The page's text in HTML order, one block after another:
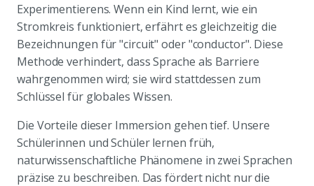
Experimentierens. Wenn ein Kind lernt, wie ein
Stromkreis funktioniert, erfährt es gleichzeitig die
Bezeichnungen für "circuit" oder "conductor". Diese
Methode verhindert, dass Sprache als Barriere
wahrgenommen wird; sie wird stattdessen zum
Schlüssel für globales Wissen.
Die Vorteile dieser Immersion gehen tief. Unsere
Schülerinnen und Schüler lernen früh,
naturwissenschaftliche Phänomene in zwei Sprachen
präzise zu beschreiben. Das fördert nicht nur die